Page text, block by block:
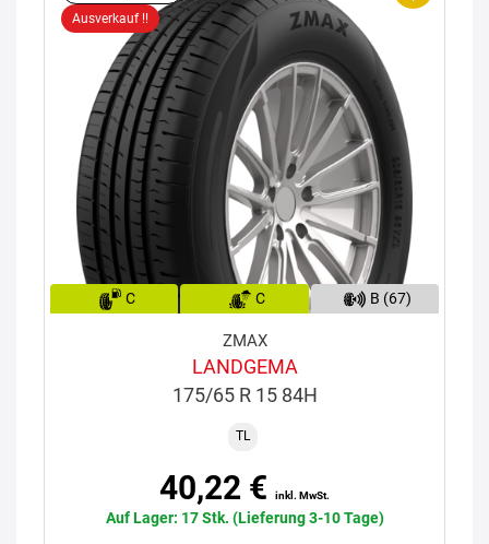
Ausverkauf !!
C C B (67)
ZMAX
LANDGEMA
175/65 R 15 84H
TL
40,22 € inkl. MwSt.
Auf Lager: 17 Stk. (Lieferung 3-10 Tage)